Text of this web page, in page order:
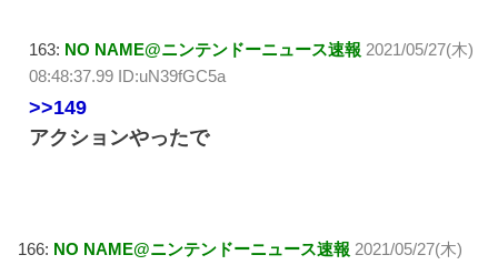
163: NO NAME@ニンテンドーニュース速報 2021/05/27(木)
08:48:37.99 ID:uN39fGC5a
>>149
アクションやったで
166: NO NAME@ニンテンドーニュース速報 2021/05/27(木)